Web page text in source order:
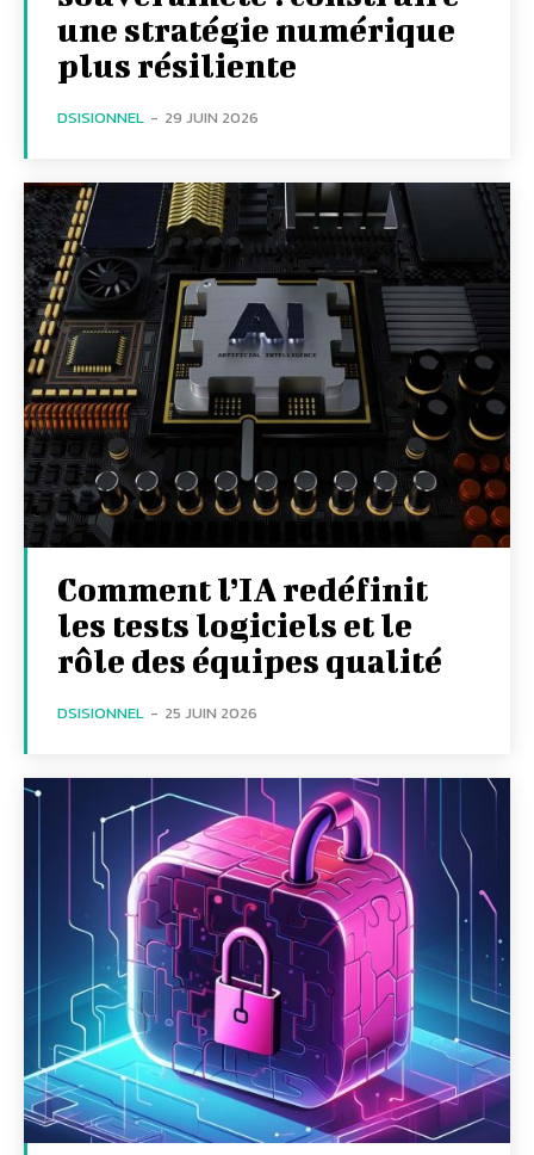
une stratégie numérique
plus résiliente
DSISIONNEL - 29 JUIN 2026
Comment l’IA redéfinit
les tests logiciels et le
rôle des équipes qualité
DSISIONNEL - 25 JUIN 2026